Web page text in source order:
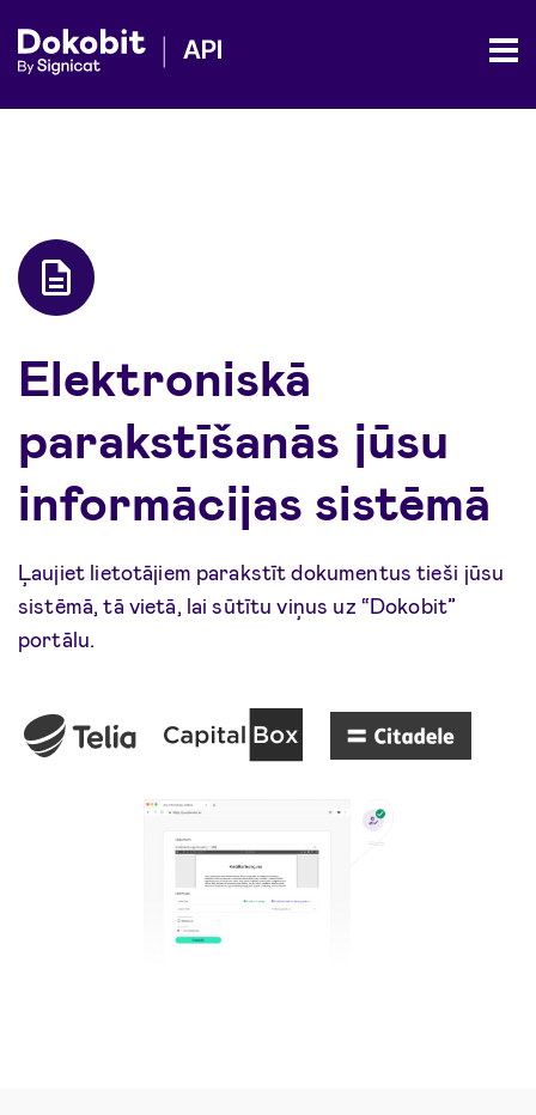
Elektroniskā
parakstīšanās jūsu
informācijas sistēmā
Ļaujiet lietotājiem parakstīt dokumentus tieši jūsu
sistēmā, tā vietā, lai sūtītu viņus uz “Dokobit”
portālu.